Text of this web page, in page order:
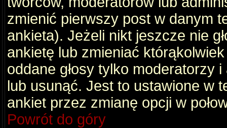
zmienić pierwszy post w danym
ankieta). Jeżeli nikt jeszcze nie
ankietę lub zmieniać
oddane głosy tylko moderatorzy
lub usunąć. Jest to ustawione w
ankiet przez zmianę opcji w
Powrót do góry